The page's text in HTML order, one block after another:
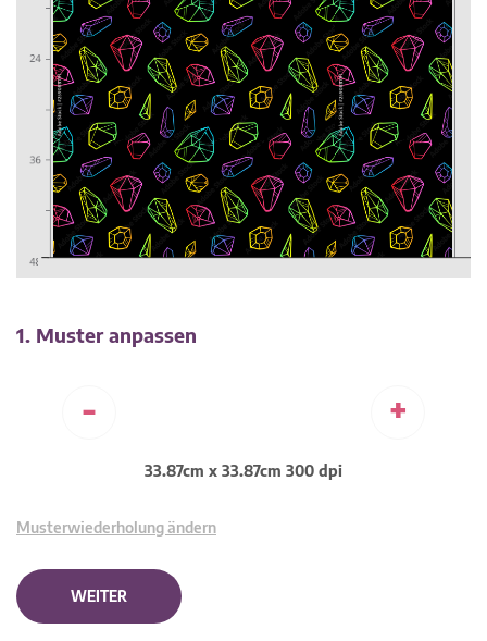
1. Muster anpassen
- +
33.87cm x 33.87cm 300 dpi
Musterwiederholung ändern
WEITER